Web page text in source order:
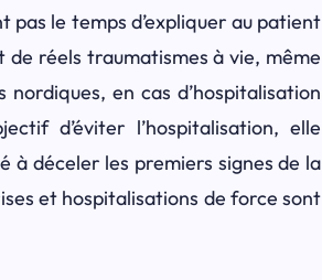
pas le temps d’expliquer au patient
de réels traumatismes à vie, même
nordiques, en cas d’hospitalisation
d’éviter l’hospitalisation, elle
à déceler les premiers signes de la
et hospitalisations de force sont